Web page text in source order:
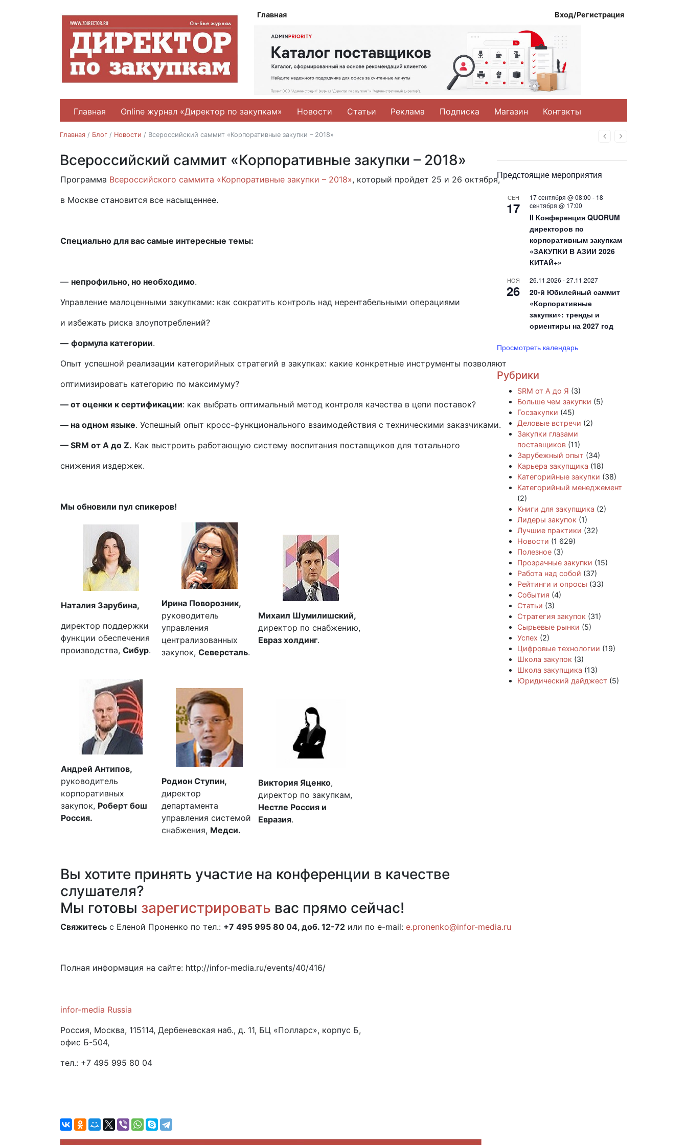
Главная Вход/Регистрация
Главная Online журнал «Директор по закупкам» Новости Статьи Реклама Подписка Магазин Контакты
НазадВперед
Главная / Блог / Новости / Всероссийский саммит «Корпоративные закупки – 2018»
Новости
Всероссийский саммит «Корпоративные закупки – 2018»
28.09.2018
Программа Всероссийского саммита «Корпоративные закупки – 2018», который пройдет 25 и 26 октября,
в Москве становится все насыщеннее.
Специально для вас самые интересные темы:
— непрофильно, но необходимо.
Управление малоценными закупками: как сократить контроль над нерентабельными операциями
и избежать риска злоупотреблений?
— формула категории.
Опыт успешной реализации категорийных стратегий в закупках: какие конкретные инструменты позволяют
оптимизировать категорию по максимуму?
— от оценки к сертификации: как выбрать оптимальный метод контроля качества в цепи поставок?
— на одном языке. Успешный опыт кросс-функционального взаимодействия с техническими заказчиками.
— SRM от A до Z. Как выстроить работающую систему воспитания поставщиков для тотального
снижения издержек.
Мы обновили пул спикеров!
Наталия Зарубина,
директор поддержки
функции обеспечения
производства, Сибур.
Ирина Поворозник,
руководитель
управления
централизованных
закупок, Северсталь.
Михаил Шумилишский,
директор по снабжению,
Евраз холдинг.
Андрей Антипов,
руководитель
корпоративных
закупок, Роберт бош
Россия.
Родион Ступин,
директор
департамента
управления системой
снабжения, Медси.
Виктория Яценко,
директор по закупкам,
Нестле Россия и
Евразия.
Вы хотите принять участие на конференции в качестве
слушателя?
Мы готовы зарегистрировать вас прямо сейчас!
Свяжитесь с Еленой Проненко по тел.: +7 495 995 80 04, доб. 12-72 или по e-mail: e.pronenko@infor-media.ru
Полная информация на сайте: http://infor-media.ru/events/40/416/
infor-media Russia
Россия, Москва, 115114, Дербеневская наб., д. 11, БЦ «Полларс», корпус Б,
офис Б-504,
тел.: +7 495 995 80 04
Предстоящие мероприятия
СЕН
17
17 сентября @ 08:00 - 18
сентября @ 17:00
II Конференция QUORUM
директоров по
корпоративным закупкам
«ЗАКУПКИ В АЗИИ 2026
КИТАЙ+»
НОЯ
26
26.11.2026 -27.11.2027
20-й Юбилейный саммит
«Корпоративные
закупки»: тренды и
ориентиры на 2027 год
Просмотреть календарь
Рубрики
SRM от А до Я (3)
Больше чем закупки (5)
Госзакупки (45)
Деловые встречи (2)
Закупки глазами
поставщиков (11)
Зарубежный опыт (34)
Карьера закупщика (18)
Категорийные закупки (38)
Категорийный менеджемент
(2)
Книги для закупщика (2)
Лидеры закупок (1)
Лучшие практики (32)
Новости (1 629)
Полезное (3)
Прозрачные закупки (15)
Работа над собой (37)
Рейтинги и опросы (33)
События (4)
Статьи (3)
Стратегия закупок (31)
Сырьевые рынки (5)
Успех (2)
Цифровые технологии (19)
Школа закупок (3)
Школа закупщика (13)
Юридический дайджест (5)